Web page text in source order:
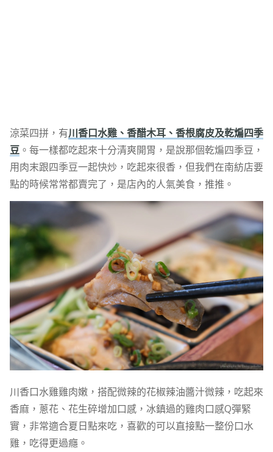
涼菜四拼，有川香口水雞、香醋木耳、香根腐皮及乾煸四季
豆。每一樣都吃起來十分清爽開胃，是說那個乾煸四季豆，
用肉末跟四季豆一起快炒，吃起來很香，但我們在南紡店要
點的時候常常都賣完了，是店內的人氣美食，推推。
川香口水雞雞肉嫩，搭配微辣的花椒辣油醬汁微辣，吃起來
香麻，蔥花、花生碎增加口感，冰鎮過的雞肉口感Q彈緊
實，非常適合夏日點來吃，喜歡的可以直接點一整份口水
雞，吃得更過癮。